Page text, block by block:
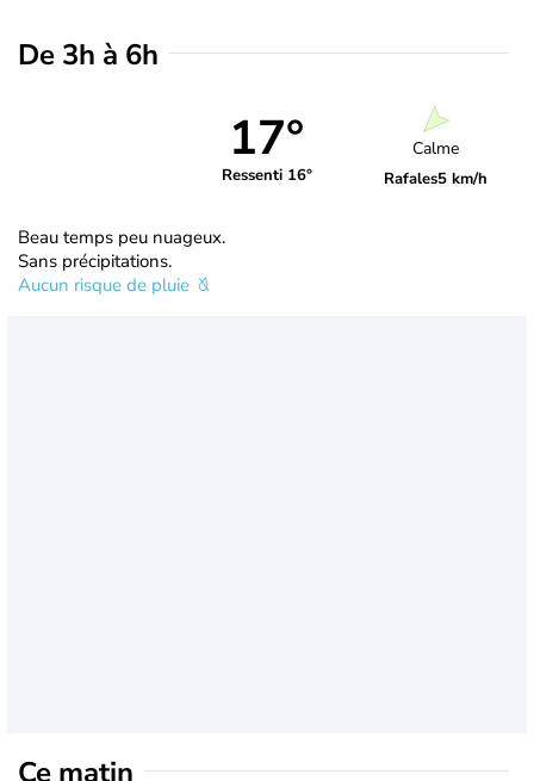
De 3h à 6h
17°
Ressenti 16°
Calme
Rafales5 km/h
Beau temps peu nuageux.
Sans précipitations.
Aucun risque de pluie
Ce matin